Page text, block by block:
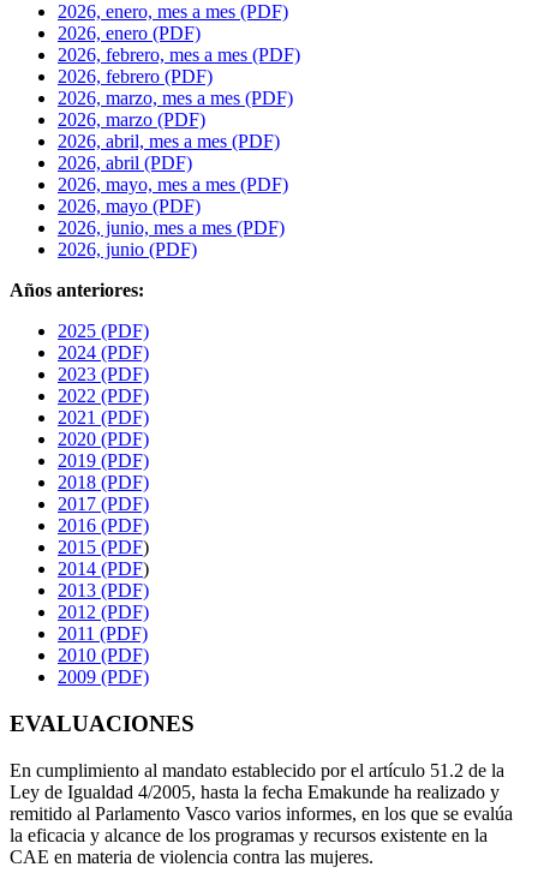
2026, enero, mes a mes (PDF)
2026, enero (PDF)
2026, febrero, mes a mes (PDF)
2026, febrero (PDF)
2026, marzo, mes a mes (PDF)
2026, marzo (PDF)
2026, abril, mes a mes (PDF)
2026, abril (PDF)
2026, mayo, mes a mes (PDF)
2026, mayo (PDF)
2026, junio, mes a mes (PDF)
2026, junio (PDF)
Años anteriores:
2025 (PDF)
2024 (PDF)
2023 (PDF)
2022 (PDF)
2021 (PDF)
2020 (PDF)
2019 (PDF)
2018 (PDF)
2017 (PDF)
2016 (PDF)
2015 (PDF)
2014 (PDF)
2013 (PDF)
2012 (PDF)
2011 (PDF)
2010 (PDF)
2009 (PDF)
EVALUACIONES
En cumplimiento al mandato establecido por el artículo 51.2 de la
Ley de Igualdad 4/2005, hasta la fecha Emakunde ha realizado y
remitido al Parlamento Vasco varios informes, en los que se evalúa
la eficacia y alcance de los programas y recursos existente en la
CAE en materia de violencia contra las mujeres.